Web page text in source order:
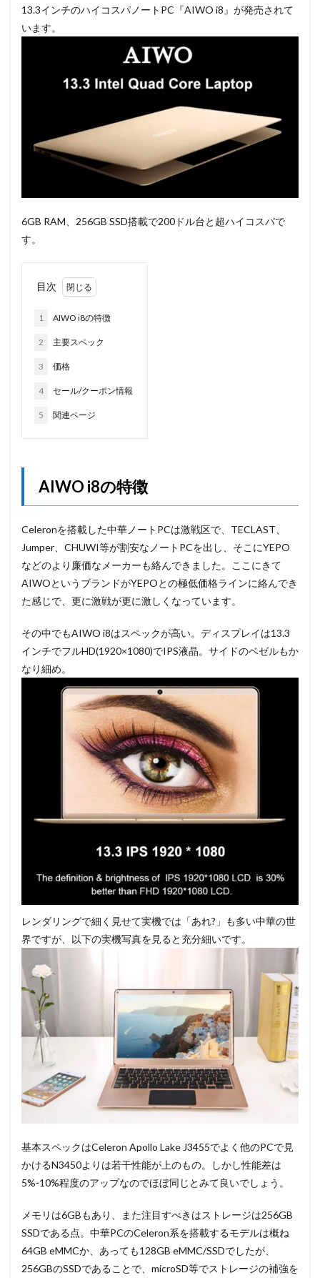
13.3インチのハイコスパノートPC『AIWO i8』が発売されて
います。
6GB RAM、256GB SSD搭載で200ドル台と超ハイコスパで
す。
目次
1 AIWO i8の特徴
2 主要スペック
3 価格
4 セール/クーポン情報
5 関連ページ
AIWO i8の特徴
Celeronを搭載した中華ノートPCは激戦区で、TECLAST、
Jumper、CHUWI等が割安なノートPCを出し、そこにYEPO
などのより廉価なメーカーも絡んできました。ここにきて
AIWOというブランドがYEPOとの極低価格ラインに絡んでき
た感じで、更に激戦が更に激しくなっています。
その中でもAIWO i8はスペックが高い。ディスプレイは13.3
インチでフルHD(1920×1080)でIPS液晶。サイドのベゼルもか
なり細め。
レンダリングで細く見せて実機では「あれ?」も多い中華の世
界ですが、以下の実機写真を見ると充分細いです。
基本スペックはCeleron Apollo Lake J3455でよく他のPCで見
かけるN3450よりは若干性能が上のもの。しかし性能差は
5%-10%程度のアップなのでほぼ同じとみて良いでしょう。
メモリは6GBもあり、また注目すべきはストレージは256GB
SSDである点。中華PCのCeleron系を搭載するモデルは概ね
64GB eMMCか、あっても128GB eMMC/SSDでしたが、
256GBのSSDであることで、microSD等でストレージの補強を